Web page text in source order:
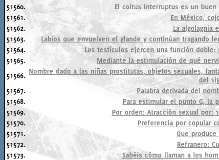
51560.
El coitus interruptus es un
51561.
En México,
51562.
La algolagnia
51563.
Labios que envuelven el glande y continúan tragando
51564.
Los testículos ejercen una función
51565.
Mediante la estimulación de qué
51566. Nombre dado a las niñas prostitutas, objetos sexuales,
del
51567.
Palabra derivada del
51568.
Para estimular el punto G, la
51569.
Por orden: Atracción sexual por:
51570.
Preferencia por copular
51571.
Que
51572.
Refranero:
51573.
Sabéis cómo llaman a los